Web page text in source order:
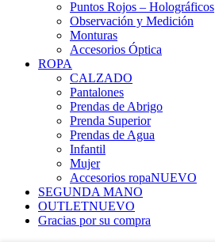
Puntos Rojos – Holográficos
Observación y Medición
Monturas
Accesorios Óptica
ROPA
CALZADO
Pantalones
Prendas de Abrigo
Prenda Superior
Prendas de Agua
Infantil
Mujer
Accesorios ropaNUEVO
SEGUNDA MANO
OUTLETNUEVO
Gracias por su compra